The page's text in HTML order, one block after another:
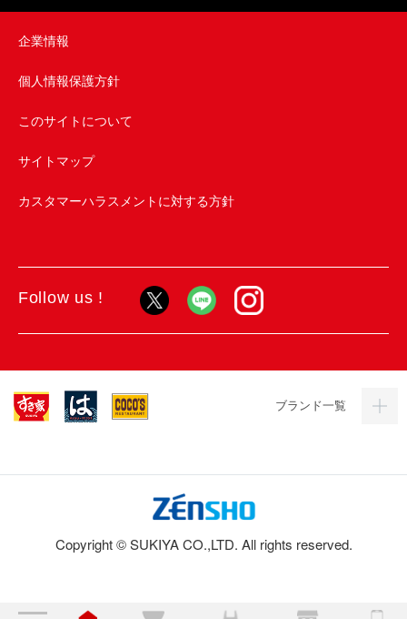
企業情報
個人情報保護方針
このサイトについて
サイトマップ
カスタマーハラスメントに対する方針
Follow us !
ブランド一覧
Copyright © SUKIYA CO.,LTD. All rights reserved.